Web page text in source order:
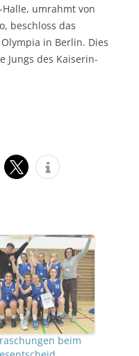
umrahmt von
beschloss das
in Berlin. Dies
Jungs des Kaiserin-
beim